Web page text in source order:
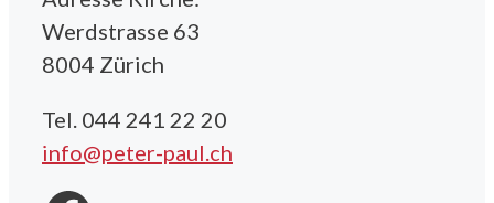
Werdstrasse 63
8004 Zürich
Tel. 044 241 22 20
info@peter-paul.ch